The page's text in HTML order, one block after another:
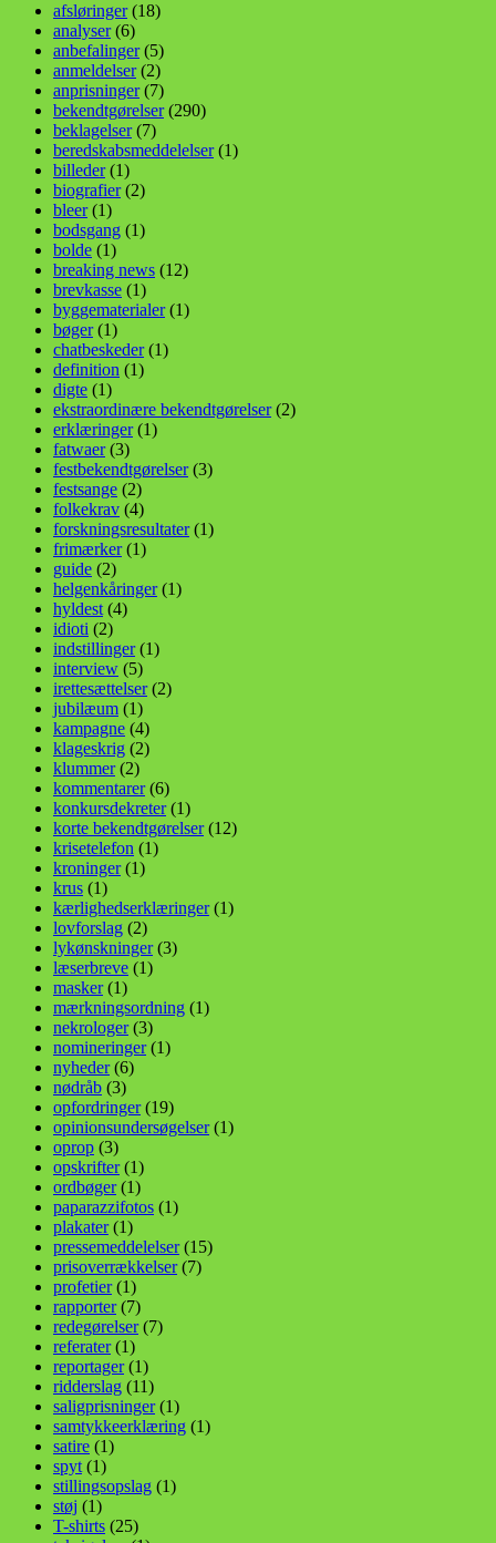
afsløringer(18)
analyser(6)
anbefalinger(5)
anmeldelser(2)
anprisninger(7)
bekendtgørelser(290)
beklagelser(7)
beredskabsmeddelelser(1)
billeder(1)
biografier(2)
bleer(1)
bodsgang (1)
bolde (1)
breaking news (12)
brevkasse (1)
byggematerialer(1)
bøger(1)
chatbeskeder(1)
definition (1)
digte (1)
ekstraordinære bekendtgørelser(2)
erklæringer(1)
fatwaer(3)
festbekendtgørelser(3)
festsange (2)
folkekrav (4)
forskningsresultater(1)
frimærker(1)
guide (2)
helgenkåringer(1)
hyldest (4)
idioti (2)
indstillinger(1)
interview (5)
irettesættelser(2)
jubilæum (1)
kampagne (4)
klageskrig (2)
klummer(2)
kommentarer(6)
konkursdekreter(1)
korte bekendtgørelser(12)
krisetelefon (1)
kroninger(1)
krus (1)
kærlighedserklæringer(1)
lovforslag (2)
lykønskninger(3)
læserbreve (1)
masker(1)
mærkningsordning (1)
nekrologer(3)
nomineringer(1)
nyheder(6)
nødråb (3)
opfordringer(19)
opinionsundersøgelser(1)
oprop (3)
opskrifter(1)
ordbøger(1)
paparazzifotos (1)
plakater(1)
pressemeddelelser(15)
prisoverrækkelser(7)
profetier(1)
rapporter(7)
redegørelser(7)
referater(1)
reportager(1)
ridderslag (11)
saligprisninger(1)
samtykkeerklæring (1)
satire (1)
spyt (1)
stillingsopslag (1)
støj (1)
T-shirts (25)